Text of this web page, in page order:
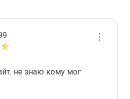
не знаю кому мог